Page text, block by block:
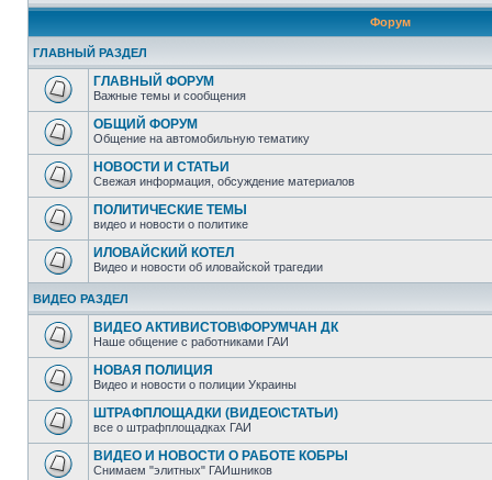
Форум
ГЛАВНЫЙ РАЗДЕЛ
ГЛАВНЫЙ ФОРУМ
Важные темы и сообщения
ОБЩИЙ ФОРУМ
Общение на автомобильную тематику
НОВОСТИ И СТАТЬИ
Свежая информация, обсуждение материалов
ПОЛИТИЧЕСКИЕ ТЕМЫ
видео и новости о политике
ИЛОВАЙСКИЙ КОТЕЛ
Видео и новости об иловайской трагедии
ВИДЕО РАЗДЕЛ
ВИДЕО АКТИВИСТОВ\ФОРУМЧАН ДК
Наше общение с работниками ГАИ
НОВАЯ ПОЛИЦИЯ
Видео и новости о полиции Украины
ШТРАФПЛОЩАДКИ (ВИДЕО\СТАТЬИ)
все о штрафплощадках ГАИ
ВИДЕО И НОВОСТИ О РАБОТЕ КОБРЫ
Снимаем "элитных" ГАИшников